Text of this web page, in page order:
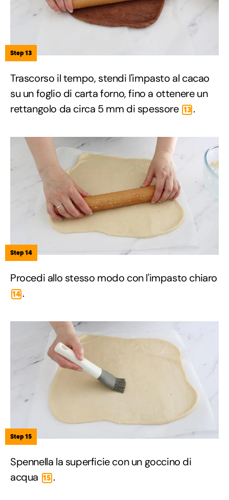
Step 13
Trascorso il tempo, stendi l'impasto al cacao
su un foglio di carta forno, fino a ottenere un
rettangolo da circa 5 mm di spessore 13 .
Step 14
Procedi allo stesso modo con l'impasto chiaro
14 .
Step 15
Spennella la superficie con un goccino di
acqua 15 .